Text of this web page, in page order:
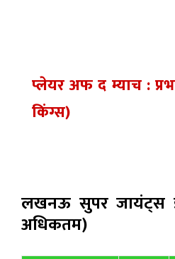
प्लेयर अफ द म्याच :
किंग्स)
लखनऊ सुपर जायंट्स
अधिकतम)